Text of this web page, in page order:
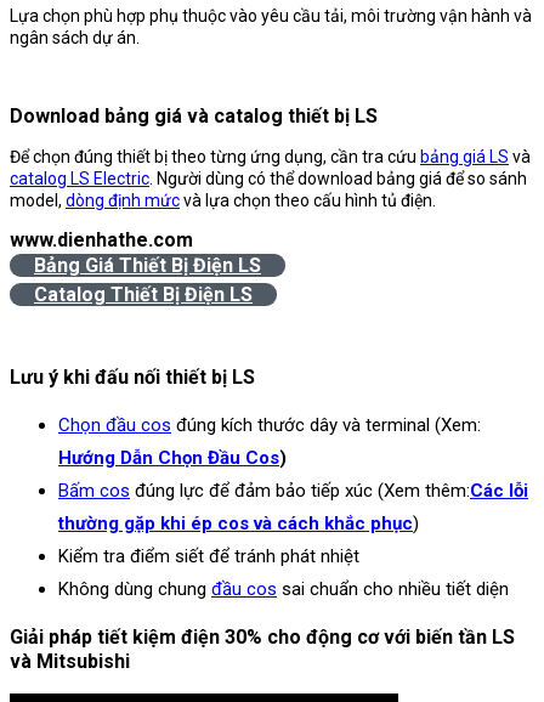
Lựa chọn phù hợp phụ thuộc vào yêu cầu tải, môi trường vận hành và
ngân sách dự án.
Download bảng giá và catalog thiết bị LS
Để chọn đúng thiết bị theo từng ứng dụng, cần tra cứu bảng giá LS và
catalog LS Electric. Người dùng có thể download bảng giá để so sánh
model, dòng định mứcvà lựa chọn theo cấu hình tủ điện.
www.dienhathe.com
Bảng Giá Thiết Bị Điện LS
Catalog Thiết Bị Điện LS
Lưu ý khi đấu nối thiết bị LS
Chọn đầu cos đúng kích thước dây và terminal (Xem:
Hướng Dẫn Chọn Đầu Cos)
Bấm cos đúng lực để đảm bảo tiếp xúc (Xem thêm:Các lỗi
thường gặp khi ép cos và cách khắc phục)
Kiểm tra điểm siết để tránh phát nhiệt
Không dùng chung đầu cos sai chuẩn cho nhiều tiết diện
Giải pháp tiết kiệm điện 30% cho động cơ với biến tần LS
và Mitsubishi